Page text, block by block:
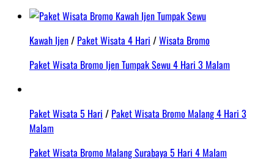
Kawah Ijen/ Paket Wisata 4 Hari /Wisata Bromo
Paket Wisata Bromo Ijen Tumpak Sewu 4 Hari 3 Malam
Paket Wisata 5 Hari / Paket Wisata Bromo Malang 4 Hari 3
Malam
Paket Wisata Bromo Malang Surabaya 5 Hari 4 Malam